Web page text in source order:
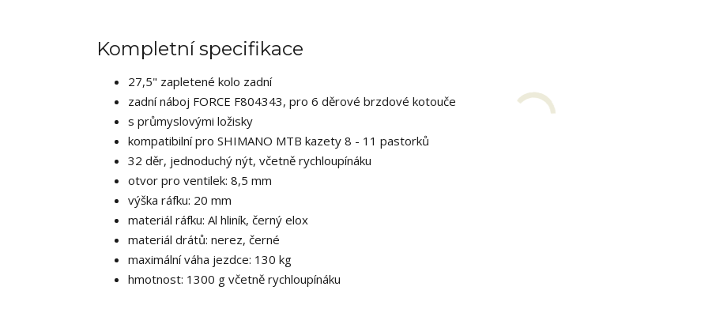
Kompletní specifikace
27,5" zapletené kolo zadní
zadní náboj FORCE F804343, pro 6 děrové brzdové kotouče
s průmyslovými ložisky
kompatibilní pro SHIMANO MTB kazety 8 - 11 pastorků
32 děr, jednoduchý nýt, včetně rychloupínáku
otvor pro ventilek: 8,5 mm
výška ráfku: 20 mm
materiál ráfku: Al hliník, černý elox
materiál drátů: nerez, černé
maximální váha jezdce: 130 kg
hmotnost: 1300 g včetně rychloupínáku